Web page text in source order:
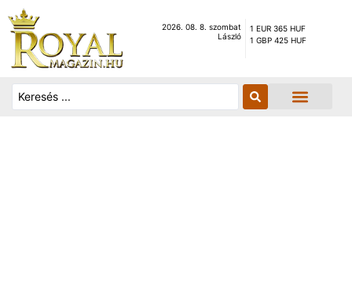
2026. 08. 8. szombat
László
1 EUR 365 HUF
1 GBP 425 HUF